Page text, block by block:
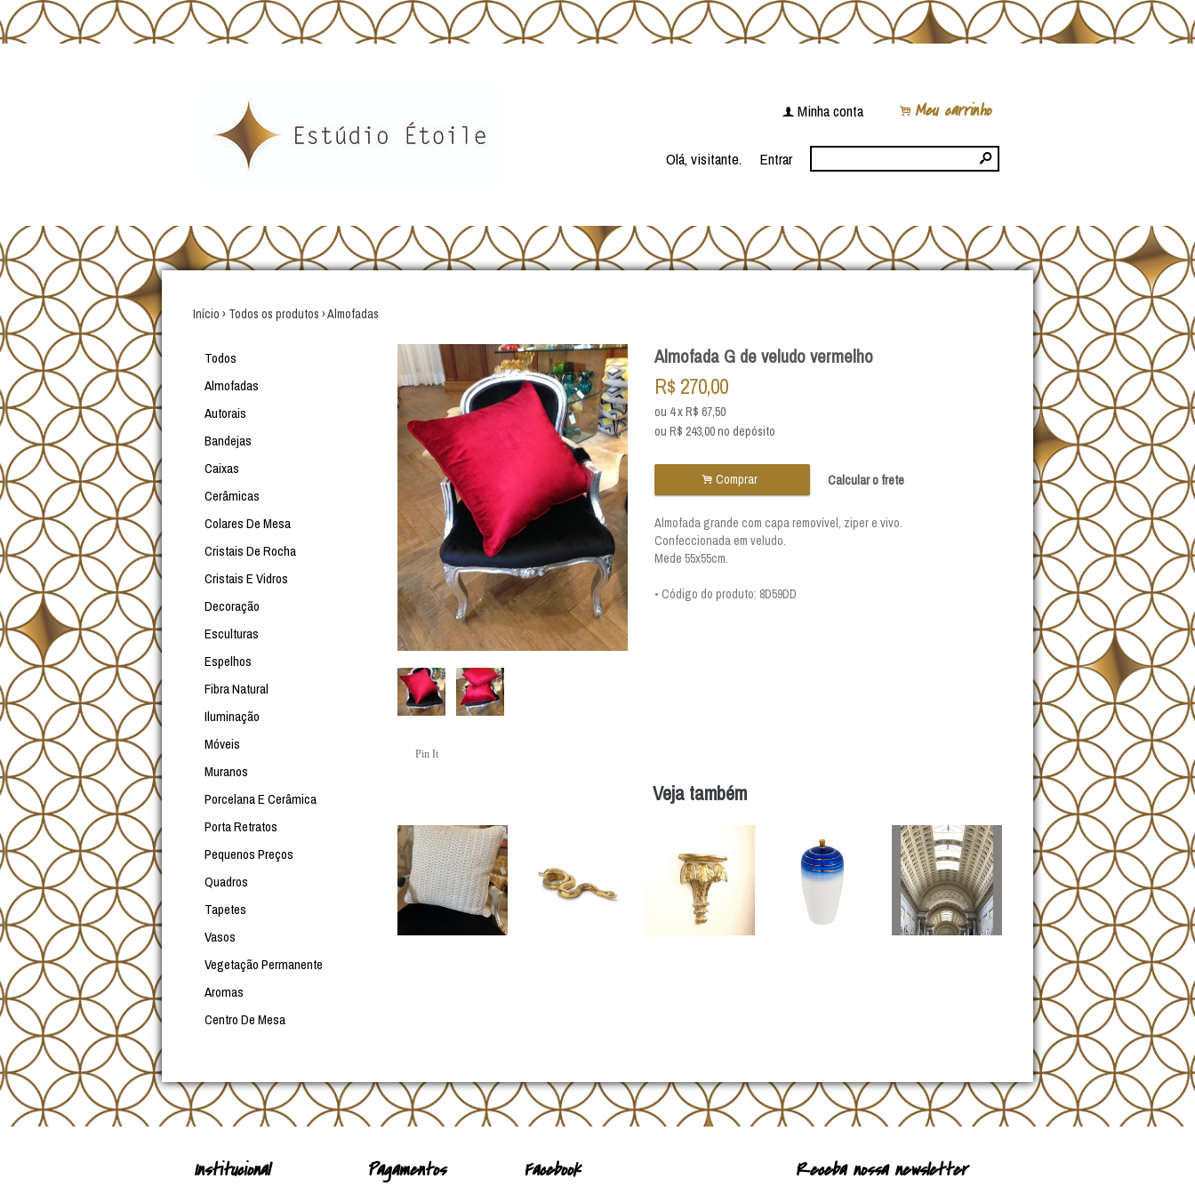
f Minha conta . Meu carrinho
Olá, visitante. Entrar s
Início › Todos os produtos ›Almofadas
Todos
Almofadas
Autorais
Bandejas
Caixas
Cerâmicas
Colares De Mesa
Cristais De Rocha
Cristais E Vidros
Decoração
Esculturas
Espelhos
Fibra Natural
Iluminação
Móveis
Muranos
Porcelana E Cerâmica
Porta Retratos
Pequenos Preços
Quadros
Tapetes
Vasos
Vegetação Permanente
Aromas
Centro De Mesa
Pin It
Almofada G de veludo vermelho
R$ 270,00
ou 4xR$ 67,50
ou R$ 243,00no depósito
. Comprar Calcular o frete
Almofada grande com capa removível, ziper e vivo.
Confeccionada em veludo.
Mede 55x55cm.
• Código do produto: 8D59DD
Veja também
Institucional Pagamentos Facebook Receba nossa newsletter